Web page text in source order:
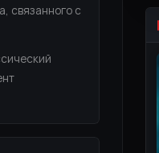
связанного с